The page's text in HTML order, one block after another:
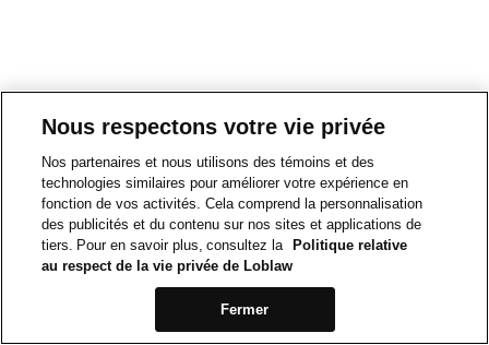
Nous respectons votre vie privée
Nos partenaires et nous utilisons des témoins et des
technologies similaires pour améliorer votre expérience en
fonction de vos activités. Cela comprend la personnalisation
des publicités et du contenu sur nos sites et applications de
tiers. Pour en savoir plus, consultez la
Politique relative
au respect de la vie privée de Loblaw
Fermer